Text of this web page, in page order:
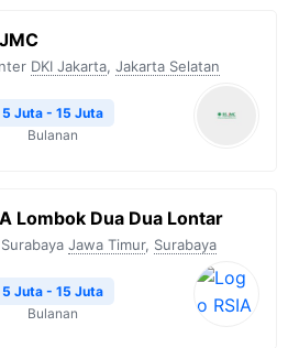
DKI Jakarta, Jakarta Selatan
5 Juta - 15 Juta
Bulanan
Lombok Dua Dua Lontar
Jawa Timur, Surabaya
5 Juta - 15 Juta
Bulanan